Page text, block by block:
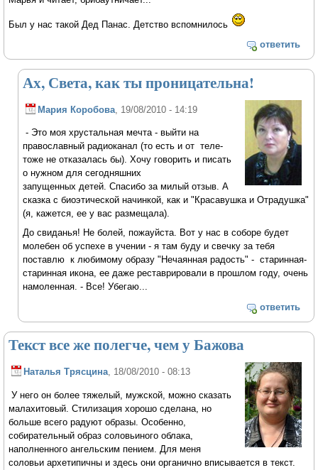
Был у нас такой Дед Панас. Детство вспомнилось
ответить
Ах, Света, как ты проницательна!
Мария Коробова , 19/08/2010 - 14:19
- Это моя хрустальная мечта - выйти на
православный радиоканал (то есть и от теле-
тоже не отказалась бы). Хочу говорить и писать
о нужном для сегодняшних
запущенных детей. Спасибо за милый отзыв. А
сказка с биоэтической начинкой, как и "Красавушка и Отрадушка"
(я, кажется, ее у вас размещала).
До свиданья! Не болей, пожауйста. Вот у нас в соборе будет
молебен об успехе в учении - я там буду и свечку за тебя
поставлю к любимому образу "Нечаянная радость" - старинная-
старинная икона, ее даже реставрировали в прошлом году, очень
намоленная. - Все! Убегаю...
ответить
Текст все же полегче, чем у Бажова
Наталья Трясцина, 18/08/2010 - 08:13
У него он более тяжелый, мужской, можно сказать
малахитовый. Стилизация хорошо сделана, но
больше всего радуют образы. Особенно,
собирательный образ соловьиного облака,
наполненного ангельским пением. Для меня
соловьи архетипичны и здесь они органично вписывается в текст.